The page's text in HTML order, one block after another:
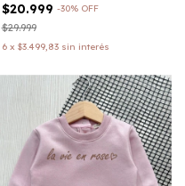
$20.999 -30% OFF
$29.999
6 x $3.499,83 sin interés